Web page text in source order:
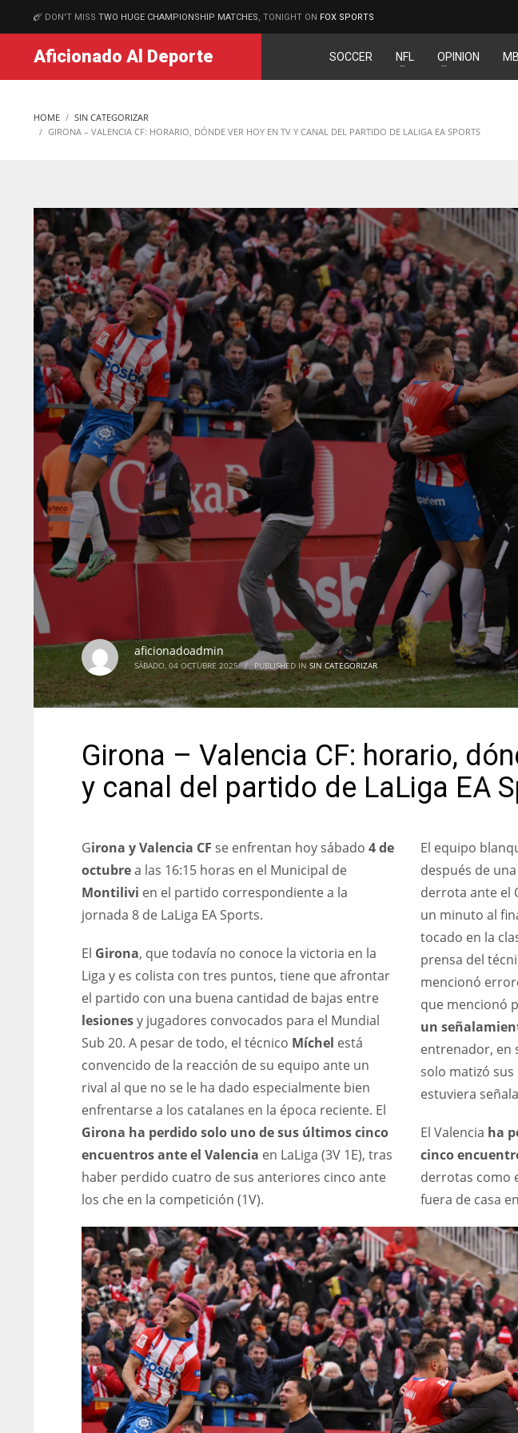
MATCHES
DON'T MISS TWO HUGE CHAMPIONSHIP MATCHES , TONIGHT ON FOX SPORTS
Aficionado Al Deporte SOCCER NFL OPINION
HOME
SIN CATEGORIZAR
GIRONA – VALENCIA CF: HORARIO, DÓNDE VER HOY EN TV Y CANAL DEL PARTIDO DE LALIGA EA SPORTS
aficionadoadmin
SÁBADO, 04 OCTUBRE 2025 / PUBLISHED INSIN CATEGORIZAR
Girona – Valencia CF: horario,
y canal del partido de LaLiga EA
Girona y Valencia CF se enfrentan hoy sábado 4 de
octubrea las 16:15 horas en el Municipal de
Montilivi en el partido correspondiente a la
jornada 8 de LaLiga EA Sports.
El Girona, que todavía no conoce la victoria en la
Liga y es colista con tres puntos, tiene que afrontar
el partido con una buena cantidad de bajas entre
lesionesy jugadores convocados para el Mundial
Sub 20. A pesar de todo, el técnico Míchel está
convencido de la reacción de su equipo ante un
rival al que no se le ha dado especialmente bien
enfrentarse a los catalanes en la época reciente. El
Girona ha perdido solo uno de sus últimos cinco
encuentros ante el Valencia en LaLiga (3V 1E), tras
haber perdido cuatro de sus anteriores cinco ante
los che en la competición (1V).
El equipo
después de
derrota ante el
un minuto al
tocado en la
prensa del
mencionó
que mencionó
un
entrenador, en
solo matizó
estuviera
El Valencia ha
cinco
derrotas como
fuera de casa